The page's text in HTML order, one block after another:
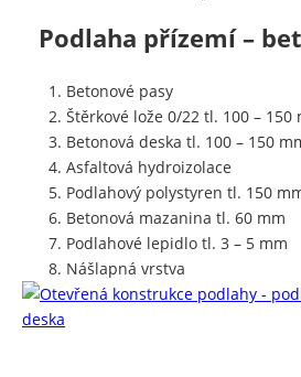
Podlaha přízemí –
Betonové pasy
Štěrkové lože 0/22 tl. 100 – 150
Betonová deska tl. 100 – 150
Asfaltová hydroizolace
Podlahový polystyren tl. 150
Betonová mazanina tl. 60 mm
Podlahové lepidlo tl. 3 – 5 mm
Nášlapná vrstva